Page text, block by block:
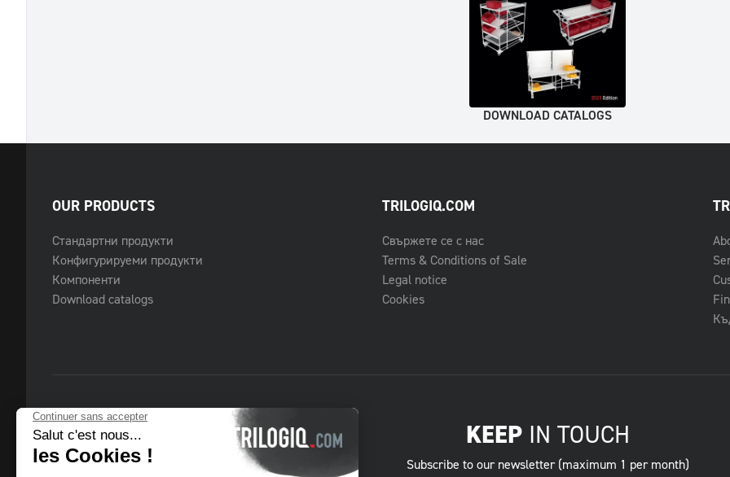
DOWNLOAD CATALOGS
OUR PRODUCTS
Стандартни продукти
Конфигурируеми продукти
Компоненти
Download catalogs
TRILOGIQ.COM
Свържете се с нас
Terms & Conditions of Sale
Legal notice
Cookies
KEEPIN TOUCH
Subscribe to our newsletter (maximum 1 per month)